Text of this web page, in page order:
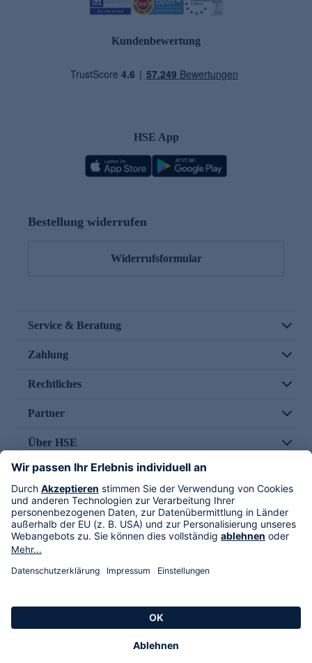
Kundenbewertung
HSE App
Bestellung widerrufen
Widerrufsformular
Service & Beratung
Zahlung
Rechtliches
Partner
Über HSE
Im TV
HSE International